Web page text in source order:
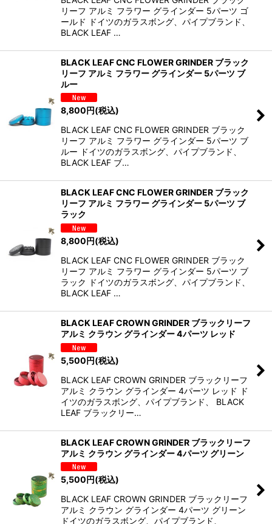
リーフ アルミ フラワー グラインダー 5パーツ ゴ
ールド ドイツのガラスボング、パイプブランド、
BLACK LEAF …
BLACK LEAF CNC FLOWER GRINDER ブラック
リーフ アルミ フラワー グラインダー 5パーツ ブ
ルー
8,800円(税込)
BLACK LEAF CNC FLOWER GRINDER ブラック
リーフ アルミ フラワー グラインダー 5パーツ ブ
ルー ドイツのガラスボング、パイプブランド、
BLACK LEAF ブ…
BLACK LEAF CNC FLOWER GRINDER ブラック
リーフ アルミ フラワー グラインダー 5パーツ ブ
ラック
8,800円(税込)
BLACK LEAF CNC FLOWER GRINDER ブラック
リーフ アルミ フラワー グラインダー 5パーツ ブ
ラック ドイツのガラスボング、パイプブランド、
BLACK LEAF …
BLACK LEAF CROWN GRINDER ブラックリーフ
アルミ クラウン グラインダー 4パーツ レッド
5,500円(税込)
BLACK LEAF CROWN GRINDER ブラックリーフ
アルミ クラウン グラインダー 4パーツ レッド ド
イツのガラスボング、パイプブランド、 BLACK
LEAF ブラックリー…
BLACK LEAF CROWN GRINDER ブラックリーフ
アルミ クラウン グラインダー 4パーツ グリーン
5,500円(税込)
BLACK LEAF CROWN GRINDER ブラックリーフ
アルミ クラウン グラインダー 4パーツ グリーン
ドイツのガラスボング、パイプブランド、